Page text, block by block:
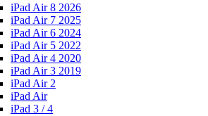
iPad Air 8 2026
iPad Air 7 2025
iPad Air 6 2024
iPad Air 5 2022
iPad Air 4 2020
iPad Air 3 2019
iPad Air 2
iPad Air
iPad 3 / 4